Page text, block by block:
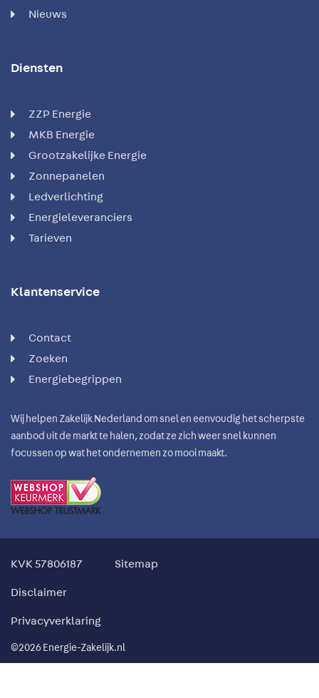
Nieuws
Diensten
ZZP Energie
MKB Energie
Grootzakelijke Energie
Zonnepanelen
Ledverlichting
Energieleveranciers
Tarieven
Klantenservice
Contact
Zoeken
Energiebegrippen
Wij helpen Zakelijk Nederland om snel en eenvoudig het scherpste
aanbod uit de markt te halen, zodat ze zich weer snel kunnen
focussen op wat het ondernemen zo mooi maakt.
©2026 Energie-Zakelijk.nl
Privacyverklaring
Disclaimer
Sitemap
KVK 57806187